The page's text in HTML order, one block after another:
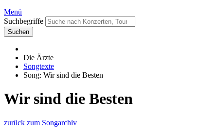
Menü
Suchbegriffe
Suchen
Die Ärzte
Songtexte
Song: Wir sind die Besten
Wir sind die Besten
zurück zum Songarchiv